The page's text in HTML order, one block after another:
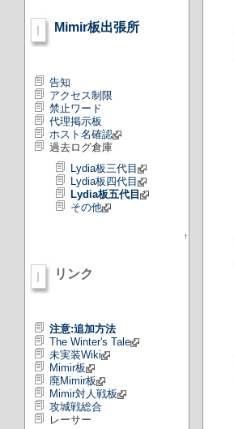
Mimir板出張所
告知
アクセス制限
禁止ワード
代理掲示板
ホスト名確認
過去ログ倉庫
Lydia板三代目
Lydia板四代目
Lydia板五代目
その他
↑
リンク
注意:追加方法
The Winter's Tale
未実装Wiki
Mimir板
廃Mimir板
Mimir対人戦板
攻城戦総合
レーサー